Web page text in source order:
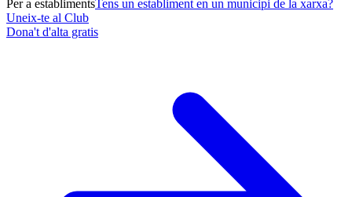
Per a establimentsTens un establiment en un municipi de la xarxa?
Uneix-te al Club
Dona't d'alta gratis